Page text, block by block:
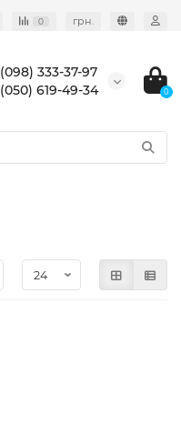
0 грн.
(098) 333-37-97
(050) 619-49-34
0